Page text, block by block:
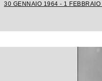
30 GENNAIO 1964 - 1